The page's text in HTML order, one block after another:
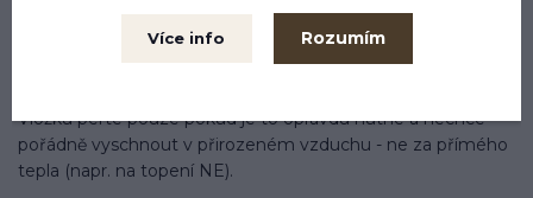
fungování chráničů je nutné pravidelně vložku čistit - jemně
vykartáčovat. V případě nutnosti poté vyprat v ruce ve vodě
maximálně 30´ za použití speciálního pracího prostředku
Vložku perte pouze pokud je to opravdu nutné a nechce
pořádně vyschnout v přirozeném vzduchu - ne za přímého
tepla (napr. na topení NE).
Více info Rozumím